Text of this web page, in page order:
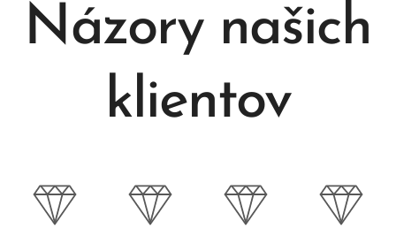
Názory našich
klientov